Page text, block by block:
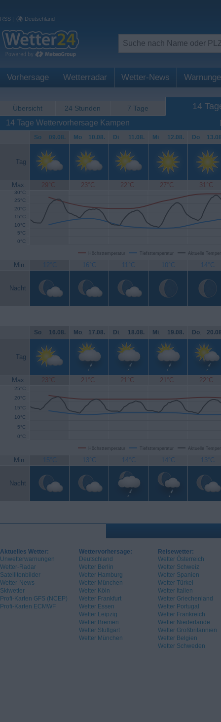
RSS | Deutschland
Vorhersage Wetterradar Wetter-News
Übersicht 24 Stunden 7 Tage 14
14 Tage Wettervorhersage Kampen
So. 09.08. Mo. 10.08. Di. 11.08. Mi. 12.08. Do.
Tag
Max. 29°C 23°C 22°C 27°C 31°C
Höchsttemperatur Tiefsttemperatur Aktuelle
0°C
5°C
10°C
15°C
20°C
25°C
30°C
Min. 12°C 16°C 11°C 10°C 14°C
Nacht
So. 16.08. Mo. 17.08. Di. 18.08. Mi. 19.08. Do.
Tag
Max. 23°C 21°C 21°C 21°C 22°C
Höchsttemperatur Tiefsttemperatur Aktuelle
0°C
5°C
10°C
15°C
20°C
25°C
Min. 15°C 13°C 14°C 14°C 13°C
Nacht
Aktuelles Wetter:
Unwetterwarnungen
Wetter-Radar
Satellitenbilder
Wetter-News
Skiwetter
Profi-Karten GFS (NCEP)
Profi-Karten ECMWF
Wettervorhersage:
Deutschland
Wetter Berlin
Wetter Hamburg
Wetter München
Wetter Köln
Wetter Frankfurt
Wetter Essen
Wetter Leipzig
Wetter Bremen
Wetter Stuttgart
Wetter München
Reisewetter:
Wetter Österreich
Wetter Schweiz
Wetter Spanien
Wetter Türkei
Wetter Italien
Wetter Griechenland
Wetter Portugal
Wetter Frankreich
Wetter Niederlande
Wetter Großbritannien
Wetter Belgien
Wetter Schweden